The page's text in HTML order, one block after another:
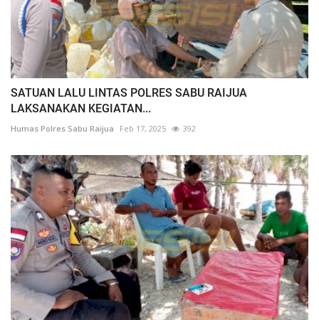
SATUAN LALU LINTAS POLRES SABU RAIJUA
LAKSANAKAN KEGIATAN...
Humas Polres Sabu Raijua Feb 17, 2025 392